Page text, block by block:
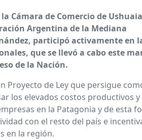
Cámara de Comercio de
Argentina de la Mediana
participó activamente en
que se llevó a cabo este
de la Nación.
Proyecto de Ley que persigue
los elevados costos productivos y
en la Patagonia y de esta
con el resto del país e
en la región.